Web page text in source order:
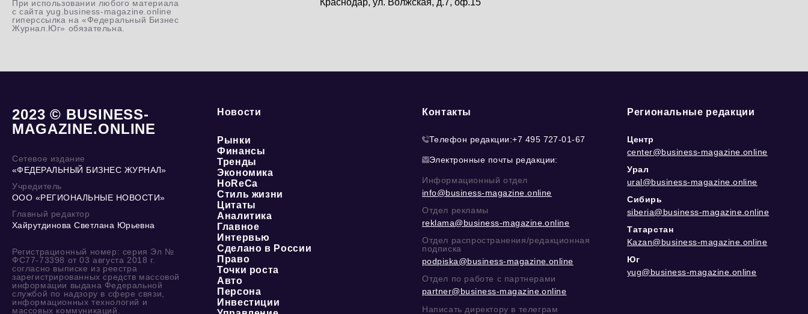
При использовании любого материала
с сайта yug.business-magazine.online
гиперссылка на «Федеральный Бизнес
Журнал.Юг» обязательна.
2023 © BUSINESS-
MAGAZINE.ONLINE
Сетевое издание
«ФЕДЕРАЛЬНЫЙ БИЗНЕС ЖУРНАЛ»
Учредитель
ООО «РЕГИОНАЛЬНЫЕ НОВОСТИ»
Главный редактор
Хайрутдинова Светлана Юрьевна
Регистрационный номер: серия Эл №
ФС77-73398 от 03 августа 2018 г.
согласно выписке из реестра
зарегистрированных средств массовой
информации выдана Федеральной
службой по надзору в сфере связи,
информационных технологий и
массовых коммуникаций.
Новости
Рынки
Финансы
Тренды
Экономика
HoReCa
Стиль жизни
Цитаты
Аналитика
Главное
Интервью
Сделано в России
Право
Точки роста
Авто
Персона
Инвестиции
Контакты
Телефон редакции:+7 495 727-01-67
Электронные почты редакции:
Информационный отдел
info@business-magazine.online
Отдел рекламы
reklama@business-magazine.online
Отдел распространения/редакционная
подписка
podpiska@business-magazine.online
Отдел по работе с партнерами
partner@business-magazine.online
Написать директору в телеграм
Региональные редакции
Центр
center@business-magazine.online
Урал
ural@business-magazine.online
Сибирь
siberia@business-magazine.online
Татарстан
Kazan@business-magazine.online
Юг
yug@business-magazine.online